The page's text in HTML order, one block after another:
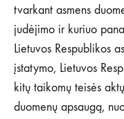
tvarkant asmens
judėjimo ir kuriuo
Lietuvos Respublikos
įstatymo, Lietuvos
kitų taikomų teisės
duomenų apsaugą,